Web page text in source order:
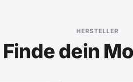
HERSTELLER
Finde dein